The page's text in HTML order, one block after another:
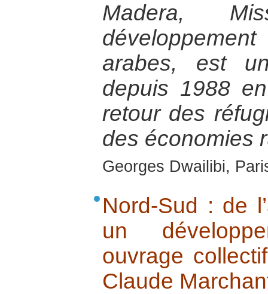
Madera,
arabes, est
depuis 1988
retour des
des économies
Georges Dwailibi,
Nord-Sud : de
un
ouvrage
Claude